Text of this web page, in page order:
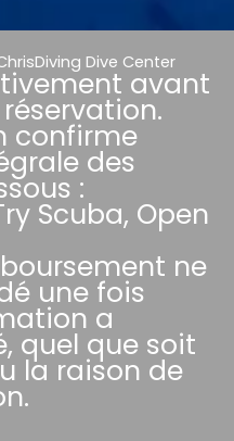
Dive Center
avant
confirme
des
:
Scuba, Open
ne
une fois
a
quel que soit
la raison de